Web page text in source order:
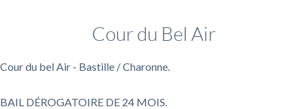
Cour du Bel Air
Cour du bel Air - Bastille / Charonne.
BAIL DÉROGATOIRE DE 24 MOIS.